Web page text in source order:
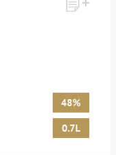
48%
0.7L